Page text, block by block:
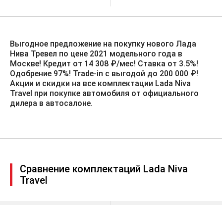
Выгодное предложение на покупку нового Лада
Нива Тревел по цене 2021 модельного года в
Москве! Кредит от 14 308 ₽/мес! Ставка от 3.5%!️
Одобрение 97%! Trade-in с выгодой до 200 000 ₽!
Акции и скидки на все комплектации Lada Niva
Travel при покупке автомобиля от официального
дилера в автосалоне.
Сравнение комплектаций Lada Niva
Travel